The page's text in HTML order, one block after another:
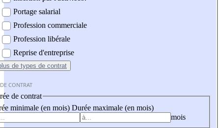
Portage salarial
Profession commerciale
Profession libérale
Reprise d'entreprise
de types de contrat
CONTRAT
de contrat
minimale (en mois) Durée maximale (en mois)
mois